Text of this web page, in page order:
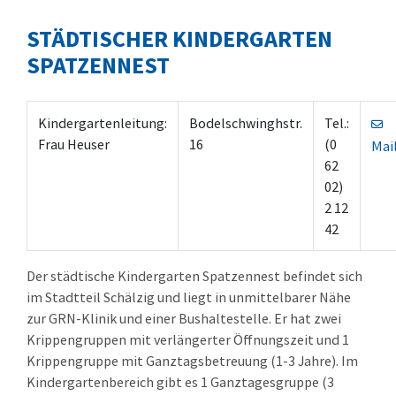
STÄDTISCHER KINDERGARTEN
SPATZENNEST
Kindergartenleitung:
Frau Heuser
Bodelschwinghstr.
16
Tel.:
(0
62
02)
2 12
42
Der städtische Kindergarten Spatzennest befindet sich
im Stadtteil Schälzig und liegt in unmittelbarer Nähe
zur GRN-Klinik und einer Bushaltestelle. Er hat zwei
Krippengruppen mit verlängerter Öffnungszeit und 1
Krippengruppe mit Ganztagsbetreuung (1-3 Jahre). Im
Kindergartenbereich gibt es 1 Ganztagesgruppe (3